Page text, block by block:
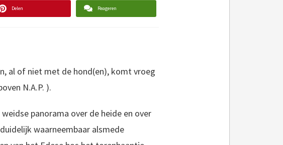
Delen Reageren
al of niet met de hond(en), komt vroeg
N.A.P. ).
panorama over de heide en over
waarneembaar alsmede